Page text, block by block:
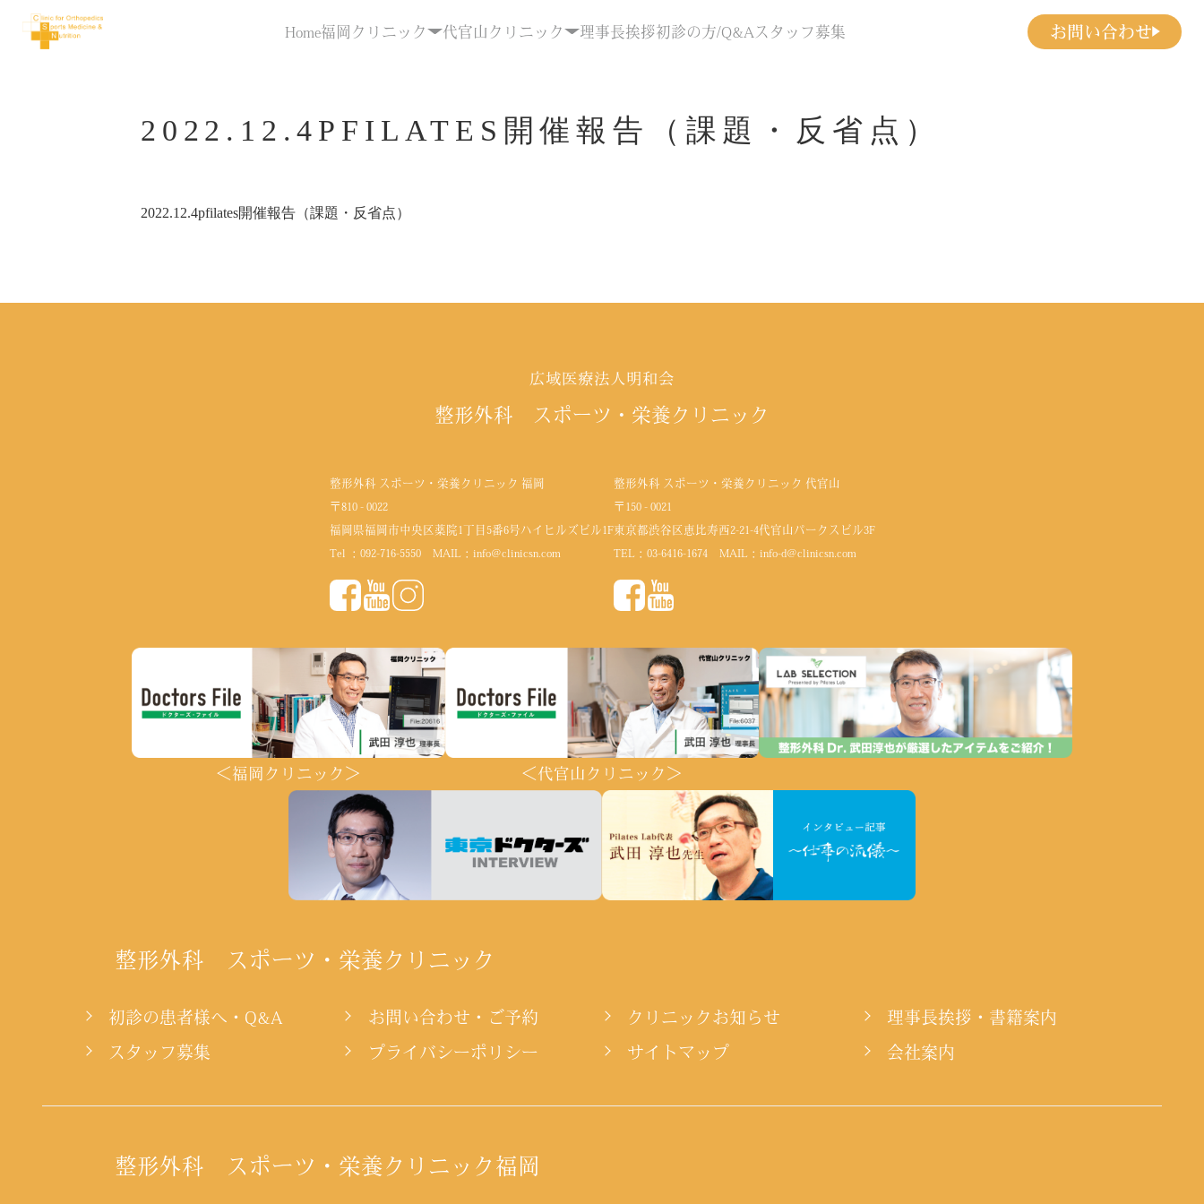
Home福岡クリニック 代官山クリニック 理事長挨拶初診の方/Q&A スタッフ募集 お問い合わせ
2022.12.4PFILATES開催報告（課題・反省点）
2022.12.4pfilates開催報告（課題・反省点）
広域医療法人明和会
整形外科 スポーツ・栄養クリニック
整形外科 スポーツ・栄養クリニック 福岡
〒810 - 0022
福岡県福岡市中央区薬院1丁目5番6号ハイヒルズビル1F
Tel ： 092-716-5550MAIL： info@clinicsn.com
整形外科 スポーツ・栄養クリニック 代官山
〒150 - 0021
東京都渋谷区恵比寿西2-21-4代官山パークスビル3F
TEL： 03-6416-1674MAIL： info-d@clinicsn.com
＜福岡クリニック＞ ＜代官山クリニック＞
整形外科 スポーツ・栄養クリニック
初診の患者様へ・Q&A お問い合わせ・ご予約 クリニックお知らせ 理事長挨拶・書籍案内
スタッフ募集 プライバシーポリシー サイトマップ 会社案内
整形外科 スポーツ・栄養クリニック福岡